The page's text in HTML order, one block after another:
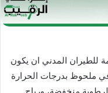
للطيران المدني ان يكون
ملحوظ بدرجات الحرارة